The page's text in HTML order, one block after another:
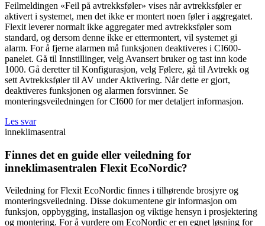
Feilmeldingen «Feil på avtrekksføler» vises når avtrekksføler er
aktivert i systemet, men det ikke er montert noen føler i aggregatet.
Flexit leverer normalt ikke aggregater med avtrekksføler som
standard, og dersom denne ikke er ettermontert, vil systemet gi
alarm. For å fjerne alarmen må funksjonen deaktiveres i CI600-
panelet. Gå til Innstillinger, velg Avansert bruker og tast inn kode
1000. Gå deretter til Konfigurasjon, velg Følere, gå til Avtrekk og
sett Avtrekksføler til AV under Aktivering. Når dette er gjort,
deaktiveres funksjonen og alarmen forsvinner. Se
monteringsveiledningen for CI600 for mer detaljert informasjon.
Les svar
inneklimasentral
Finnes det en guide eller veiledning for
inneklimasentralen Flexit EcoNordic?
Veiledning for Flexit EcoNordic finnes i tilhørende brosjyre og
monteringsveiledning. Disse dokumentene gir informasjon om
funksjon, oppbygging, installasjon og viktige hensyn i prosjektering
og montering. For å vurdere om EcoNordic er en egnet løsning for